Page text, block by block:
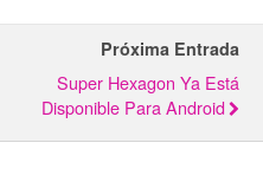
Próxima Entrada
Super Hexagon Ya Está
Disponible Para Android